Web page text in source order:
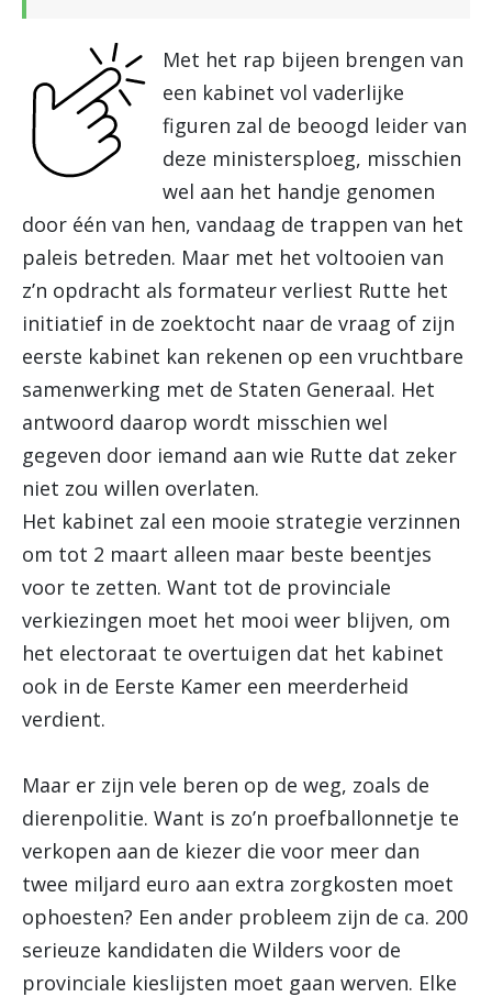
Met het rap bijeen brengen van
een kabinet vol vaderlijke
figuren zal de beoogd leider van
deze ministersploeg, misschien
wel aan het handje genomen
door één van hen, vandaag de trappen van het
paleis betreden. Maar met het voltooien van
z’n opdracht als formateur verliest Rutte het
initiatief in de zoektocht naar de vraag of zijn
eerste kabinet kan rekenen op een vruchtbare
samenwerking met de Staten Generaal. Het
antwoord daarop wordt misschien wel
gegeven door iemand aan wie Rutte dat zeker
niet zou willen overlaten.
Het kabinet zal een mooie strategie verzinnen
om tot 2 maart alleen maar beste beentjes
voor te zetten. Want tot de provinciale
verkiezingen moet het mooi weer blijven, om
het electoraat te overtuigen dat het kabinet
ook in de Eerste Kamer een meerderheid
verdient.
Maar er zijn vele beren op de weg, zoals de
dierenpolitie. Want is zo’n proefballonnetje te
verkopen aan de kiezer die voor meer dan
twee miljard euro aan extra zorgkosten moet
ophoesten? Een ander probleem zijn de ca. 200
serieuze kandidaten die Wilders voor de
provinciale kieslijsten moet gaan werven. Elke